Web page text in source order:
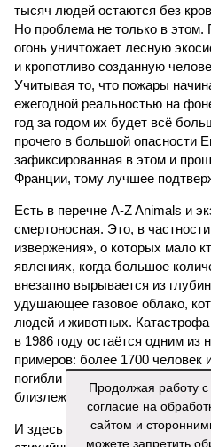
тысяч людей остаются без
Но проблема не только в
огонь уничтожает лесную
и кропотливо созданную
Учитывая то, что пожары
ежегодной реальностью на
год за годом их будет всё
прочего в большой опасности
зафиксированная в этом и
Франции, тому лучшее
Есть в перечне A-Z Animals и
смертоносная. Это, в
извержения», о которых мало
явлениях, когда большое
внезапно вырывается из
удушающее газовое облако,
людей и животных.
в 1986 году остаётся одним
примеров: более 1700 человек
погибли из-за внезапного
близлежащие деревни.
И здесь мы плавно подходим к
Продолжая работу
согласие на
сайтом и
можете запретить